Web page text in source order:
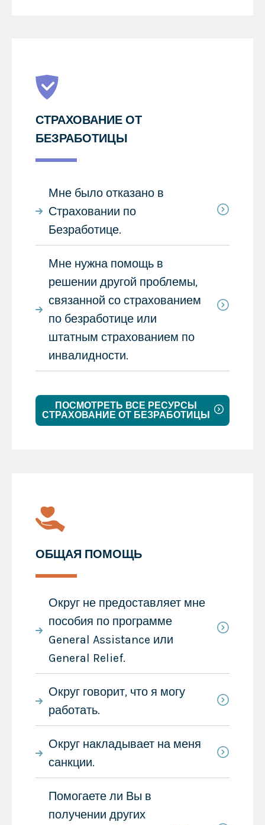
СТРАХОВАНИЕ ОТ
БЕЗРАБОТИЦЫ
Мне было отказано в
Страховании по
Безработице.
Мне нужна помощь в
решении другой проблемы,
связанной со страхованием
по безработице или
штатным страхованием по
инвалидности.
ПОСМОТРЕТЬ ВСЕ РЕСУРСЫ
СТРАХОВАНИЕ ОТ БЕЗРАБОТИЦЫ
ОБЩАЯ ПОМОЩЬ
Округ не предоставляет мне
пособия по программе
General Assistance или
General Relief.
Округ говорит, что я могу
работать.
Округ накладывает на меня
санкции.
Помогаете ли Вы в
получении других